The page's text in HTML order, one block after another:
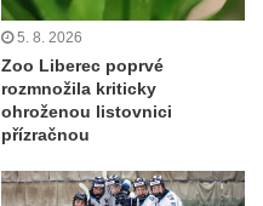
5. 8. 2026
Zoo Liberec poprvé
rozmnožila kriticky
ohroženou listovnici
přízračnou